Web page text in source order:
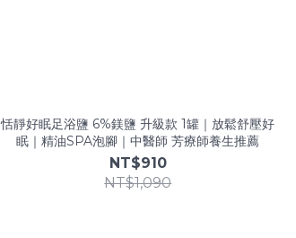
恬靜好眠足浴鹽 6%鎂鹽 升級款 1罐｜放鬆舒壓好
眠｜精油SPA泡腳｜中醫師 芳療師養生推薦
NT$910
NT$1,090